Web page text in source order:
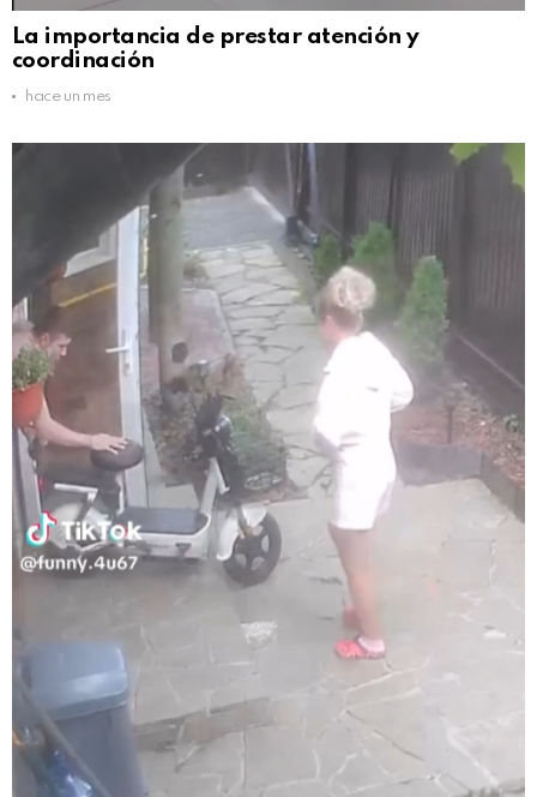
La importancia de prestar atención y
coordinación
hace un mes